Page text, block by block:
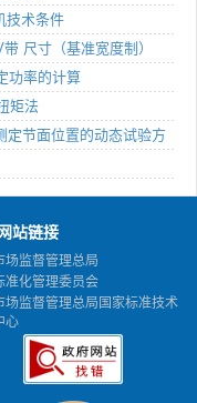
技术条件
尺寸（基准宽度制）
功率的计算
矩法
节面位置的动态试验方
站链接
场监督管理总局
准化管理委员会
场监督管理总局国家标准技术
心